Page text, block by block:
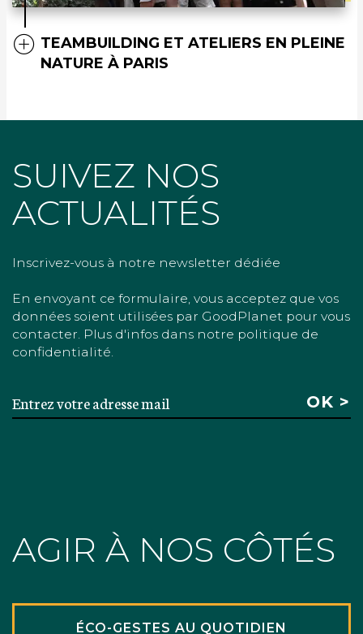
TEAMBUILDING ET ATELIERS EN PLEINE
NATURE À PARIS
SUIVEZ NOS
ACTUALITÉS
Inscrivez-vous à notre newsletter dédiée
En envoyant ce formulaire, vous acceptez que vos
données soient utilisées par GoodPlanet pour vous
contacter. Plus d'infos dans notre politique de
confidentialité.
AGIR À NOS CÔTÉS
ÉCO-GESTES AU QUOTIDIEN